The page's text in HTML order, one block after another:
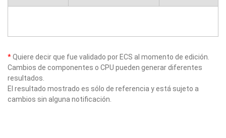
*Quiere decir que fue validado por ECS al momento de edición.
Cambios de componentes o CPU pueden generar diferentes
resultados.
El resultado mostrado es sólo de referencia y está sujeto a
cambios sin alguna notificación.